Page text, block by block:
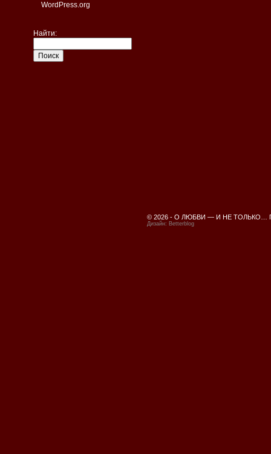
WordPress.org
Найти:
© 2026 - О ЛЮБВИ — И НЕ ТОЛЬКО…
Дизайн: Betterblog